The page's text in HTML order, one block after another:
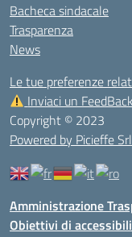
Bacheca sindacale
Trasparenza
News
Le tue preferenze
Inviaci un FeedBack
Copyright © 2023
Powered by Picieffe Srl
Amministrazione
Obiettivi di